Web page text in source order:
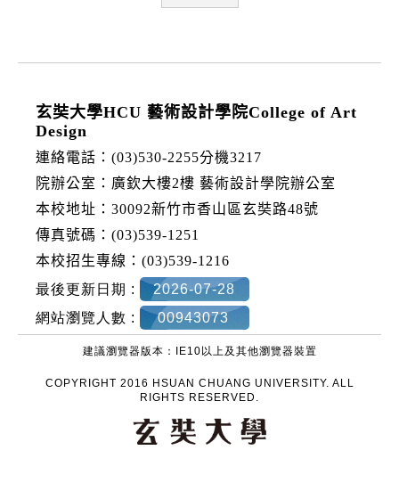
玄奘大學HCU 藝術設計學院College of Art
Design
連絡電話：(03)530-2255分機3217
院辦公室：廣欽大樓2樓 藝術設計學院辦公室
本校地址：30092新竹市香山區玄奘路48號
傳真號碼：(03)539-1251
本校招生專線：(03)539-1216
最後更新日期 :
2026-07-28
網站瀏覽人數 :
00943073
建議瀏覽器版本：IE10以上及其他瀏覽器裝置
COPYRIGHT 2016 HSUAN CHUANG UNIVERSITY. ALL
RIGHTS RESERVED.